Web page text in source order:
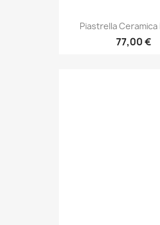
Piastrella Ceramica
77,00 €